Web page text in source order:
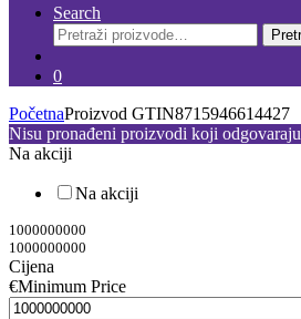
Search
Pretraži:
0
PočetnaProizvod GTIN8715946614427
Nisu pronađeni proizvodi koji
Na akciji
Na akciji
1000000000
1000000000
Cijena
€Minimum Price